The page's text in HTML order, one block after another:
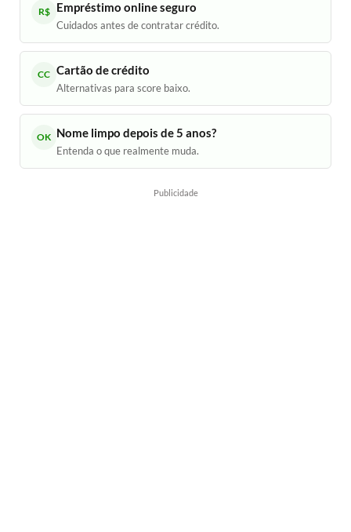
R$ Empréstimo online seguro
Cuidados antes de contratar crédito.
CC Cartão de crédito
Alternativas para score baixo.
OK Nome limpo depois de 5 anos?
Entenda o que realmente muda.
Publicidade